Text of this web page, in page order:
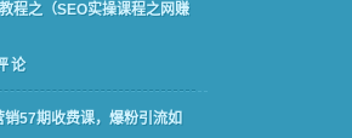
程之（SEO实操课程之网赚
论
57期收费课，爆粉引流如